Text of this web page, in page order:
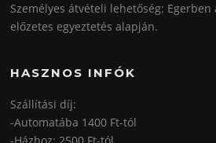
Személyes átvételi lehetőség: Egerben
előzetes egyeztetés alapján.
HASZNOS INFÓK
Szállítási díj:
-Automatába 1400 Ft-tól